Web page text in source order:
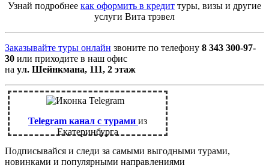
Узнай подробнее как оформить в кредит туры, визы и другие
услуги Вита трэвел
Заказывайте туры онлайн звоните по телефону 8 343 300-97-
30 или приходите в наш офис
на ул. Шейнкмана, 111, 2 этаж
Telegram канал с турами из
Екатеринбурга
Подписывайся и следи за самыми выгодными турами,
новинками и популярными направлениями